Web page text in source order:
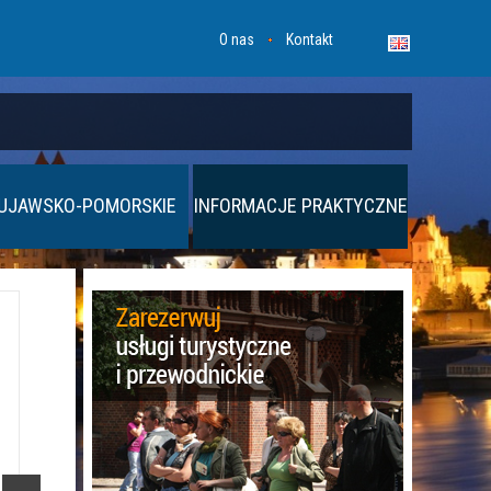
O nas Kontakt
POMORSKIE INFORMACJE PRAKTYCZNE